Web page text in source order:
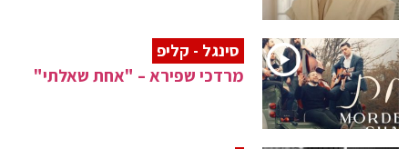
סינגל - קליפ
מרדכי שפירא – "אחת שאלתי"